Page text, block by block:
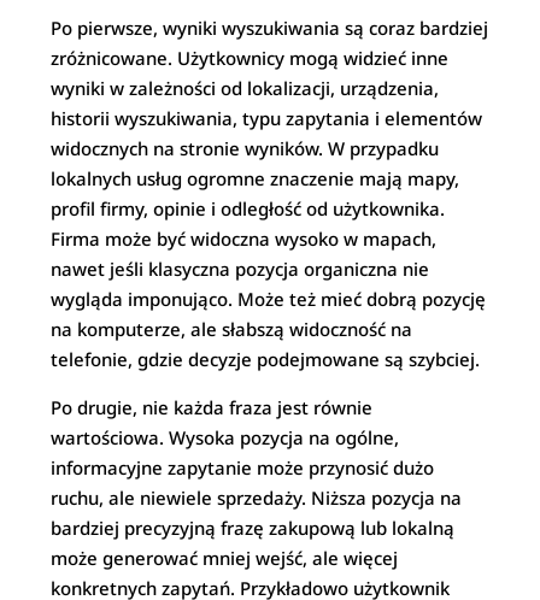
Po pierwsze, wyniki wyszukiwania są coraz bardziej
zróżnicowane. Użytkownicy mogą widzieć inne
wyniki w zależności od lokalizacji, urządzenia,
historii wyszukiwania, typu zapytania i elementów
widocznych na stronie wyników. W przypadku
lokalnych usług ogromne znaczenie mają mapy,
profil firmy, opinie i odległość od użytkownika.
Firma może być widoczna wysoko w mapach,
nawet jeśli klasyczna pozycja organiczna nie
wygląda imponująco. Może też mieć dobrą pozycję
na komputerze, ale słabszą widoczność na
telefonie, gdzie decyzje podejmowane są szybciej.
Po drugie, nie każda fraza jest równie
wartościowa. Wysoka pozycja na ogólne,
informacyjne zapytanie może przynosić dużo
ruchu, ale niewiele sprzedaży. Niższa pozycja na
bardziej precyzyjną frazę zakupową lub lokalną
może generować mniej wejść, ale więcej
konkretnych zapytań. Przykładowo użytkownik